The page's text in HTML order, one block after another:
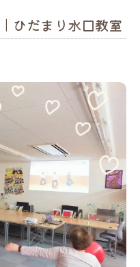
ひだまり水口教室